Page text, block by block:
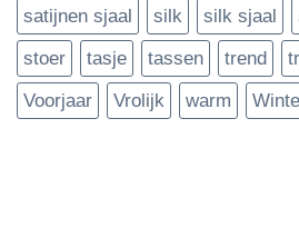
satijnen sjaal
silk silk sjaal
stoer
tasje tassen trend
Voorjaar
Vrolijk warm